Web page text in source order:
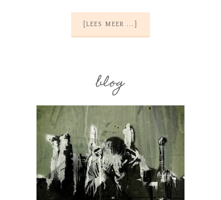
[LEES MEER ...]
blog